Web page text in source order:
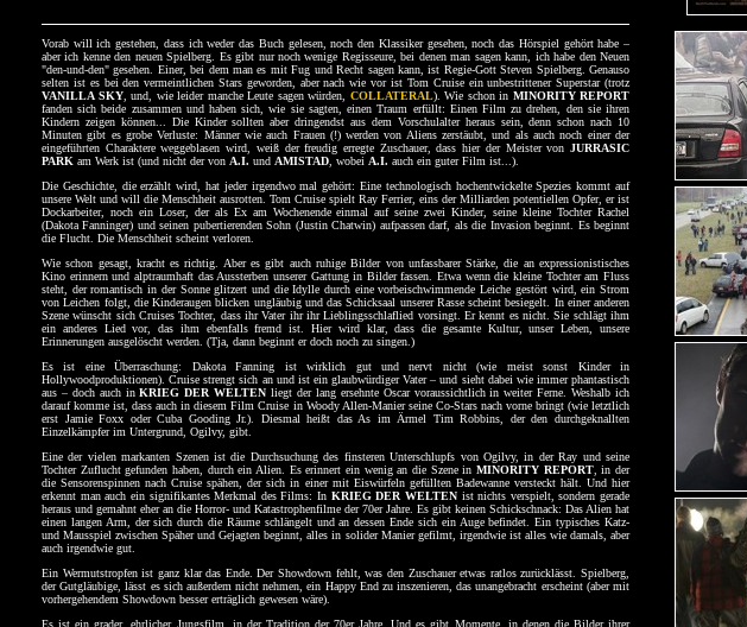
Vorab will ich gestehen, dass ich weder das Buch gelesen, noch den Klassiker gesehen, noch das Hörspiel gehört habe –
aber ich kenne den neuen Spielberg. Es gibt nur noch wenige Regisseure, bei denen man sagen kann, ich habe den Neuen
"den-und-den" gesehen. Einer, bei dem man es mit Fug und Recht sagen kann, ist Regie-Gott Steven Spielberg. Genauso
selten ist es bei den vermeintlichen Stars geworden, aber nach wie vor ist Tom Cruise ein unbestrittener Superstar (trotz
VANILLA SKY, und, wie leider manche Leute sagen würden, COLLATERAL). Wie schon in MINORITY REPORT
fanden sich beide zusammen und haben sich, wie sie sagten, einen Traum erfüllt: Einen Film zu drehen, den sie ihren
Kindern zeigen können... Die Kinder sollten aber dringendst aus dem Vorschulalter heraus sein, denn schon nach 10
Minuten gibt es grobe Verluste: Männer wie auch Frauen (!) werden von Aliens zerstäubt, und als auch noch einer der
eingeführten Charaktere weggeblasen wird, weiß der freudig erregte Zuschauer, dass hier der Meister von JURRASIC
PARK am Werk ist (und nicht der von A.I. und AMISTAD , wobei A.I. auch ein guter Film ist...).
Die Geschichte, die erzählt wird, hat jeder irgendwo mal gehört: Eine technologisch hochentwickelte Spezies kommt auf
unsere Welt und will die Menschheit ausrotten. Tom Cruise spielt Ray Ferrier, eins der Milliarden potentiellen Opfer, er ist
Dockarbeiter, noch ein Loser, der als Ex am Wochenende einmal auf seine zwei Kinder, seine kleine Tochter Rachel
(Dakota Fanninger) und seinen pubertierenden Sohn (Justin Chatwin) aufpassen darf, als die Invasion beginnt. Es beginnt
die Flucht. Die Menschheit scheint verloren.
Wie schon gesagt, kracht es richtig. Aber es gibt auch ruhige Bilder von unfassbarer Stärke, die an expressionistisches
Kino erinnern und alptraumhaft das Aussterben unserer Gattung in Bilder fassen. Etwa wenn die kleine Tochter am Fluss
steht, der romantisch in der Sonne glitzert und die Idylle durch eine vorbeischwimmende Leiche gestört wird, ein Strom
von Leichen folgt, die Kinderaugen blicken ungläubig und das Schicksaal unserer Rasse scheint besiegelt. In einer anderen
Szene wünscht sich Cruises Tochter, dass ihr Vater ihr ihr Lieblingsschlaflied vorsingt. Er kennt es nicht. Sie schlägt ihm
ein anderes Lied vor, das ihm ebenfalls fremd ist. Hier wird klar, dass die gesamte Kultur, unser Leben, unsere
Erinnerungen ausgelöscht werden. (Tja, dann beginnt er doch noch zu singen.)
Es ist eine Überraschung: Dakota Fanning ist wirklich gut und nervt nicht (wie meist sonst Kinder in
Hollywoodproduktionen). Cruise strengt sich an und ist ein glaubwürdiger Vater – und sieht dabei wie immer phantastisch
aus – doch auch inKRIEG DER WELTEN liegt der lang ersehnte Oscar voraussichtlich in weiter Ferne. Weshalb ich
darauf komme ist, dass auch in diesem Film Cruise in Woody Allen-Manier seine Co-Stars nach vorne bringt (wie letztlich
erst Jamie Foxx oder Cuba Gooding Jr.). Diesmal heißt das As im Ärmel Tim Robbins, der den durchgeknallten
Einzelkämpfer im Untergrund, Ogilvy, gibt.
Eine der vielen markanten Szenen ist die Durchsuchung des finsteren Unterschlupfs von Ogilvy, in der Ray und seine
Tochter Zuflucht gefunden haben, durch ein Alien. Es erinnert ein wenig an die Szene in MINORITY REPORT, in der
die Sensorenspinnen nach Cruise spähen, der sich in einer mit Eiswürfeln gefüllten Badewanne versteckt hält. Und hier
erkennt man auch ein signifikantes Merkmal des Films: In KRIEG DER WELTENist nichts verspielt, sondern gerade
heraus und gemahnt eher an die Horror- und Katastrophenfilme der 70er Jahre. Es gibt keinen Schickschnack: Das Alien hat
einen langen Arm, der sich durch die Räume schlängelt und an dessen Ende sich ein Auge befindet. Ein typisches Katz-
und Mausspiel zwischen Späher und Gejagten beginnt, alles in solider Manier gefilmt, irgendwie ist alles wie damals, aber
auch irgendwie gut.
Ein Wermutstropfen ist ganz klar das Ende. Der Showdown fehlt, was den Zuschauer etwas ratlos zurücklässt. Spielberg,
der Gutgläubige, lässt es sich außerdem nicht nehmen, ein Happy End zu inszenieren, das unangebracht erscheint (aber mit
vorhergehendem Showdown besser erträglich gewesen wäre).
Es ist ein grader, ehrlicher Jungsfilm, in der Tradition der 70er Jahre. Und es gibt Momente, in denen die Bilder ihrer